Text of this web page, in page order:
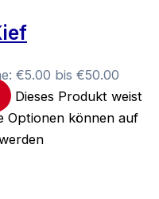
€5.00 bis €50.00
Dieses Produkt weist
Optionen können auf